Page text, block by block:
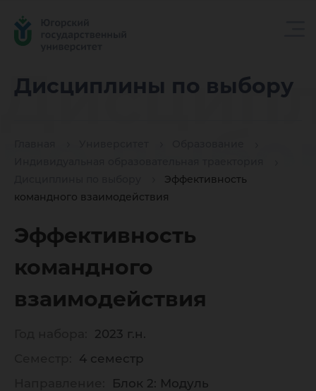
Дисциплины по выбору
Эффективность
командного взаимодействия
по
Эффективность
командного
взаимодействия
2023 г.н.
4 семестр
Блок 2: Модуль